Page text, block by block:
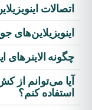
اتصالات
چگونه الاینرهای
آیا می‌توانم از
استفاده کنم؟